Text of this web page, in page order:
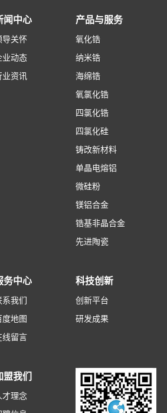
闻中心
导关怀
业动态
业资讯
产品与服务
氧化锆
纳米锆
海绵锆
氧氯化锆
四氯化锆
四氯化硅
铸改新材料
单晶电熔铝
微硅粉
镁铝合金
锆基非晶合金
先进陶瓷
务中心
系我们
度地图
线留言
科技创新
创新平台
研发成果
盟我们
才理念